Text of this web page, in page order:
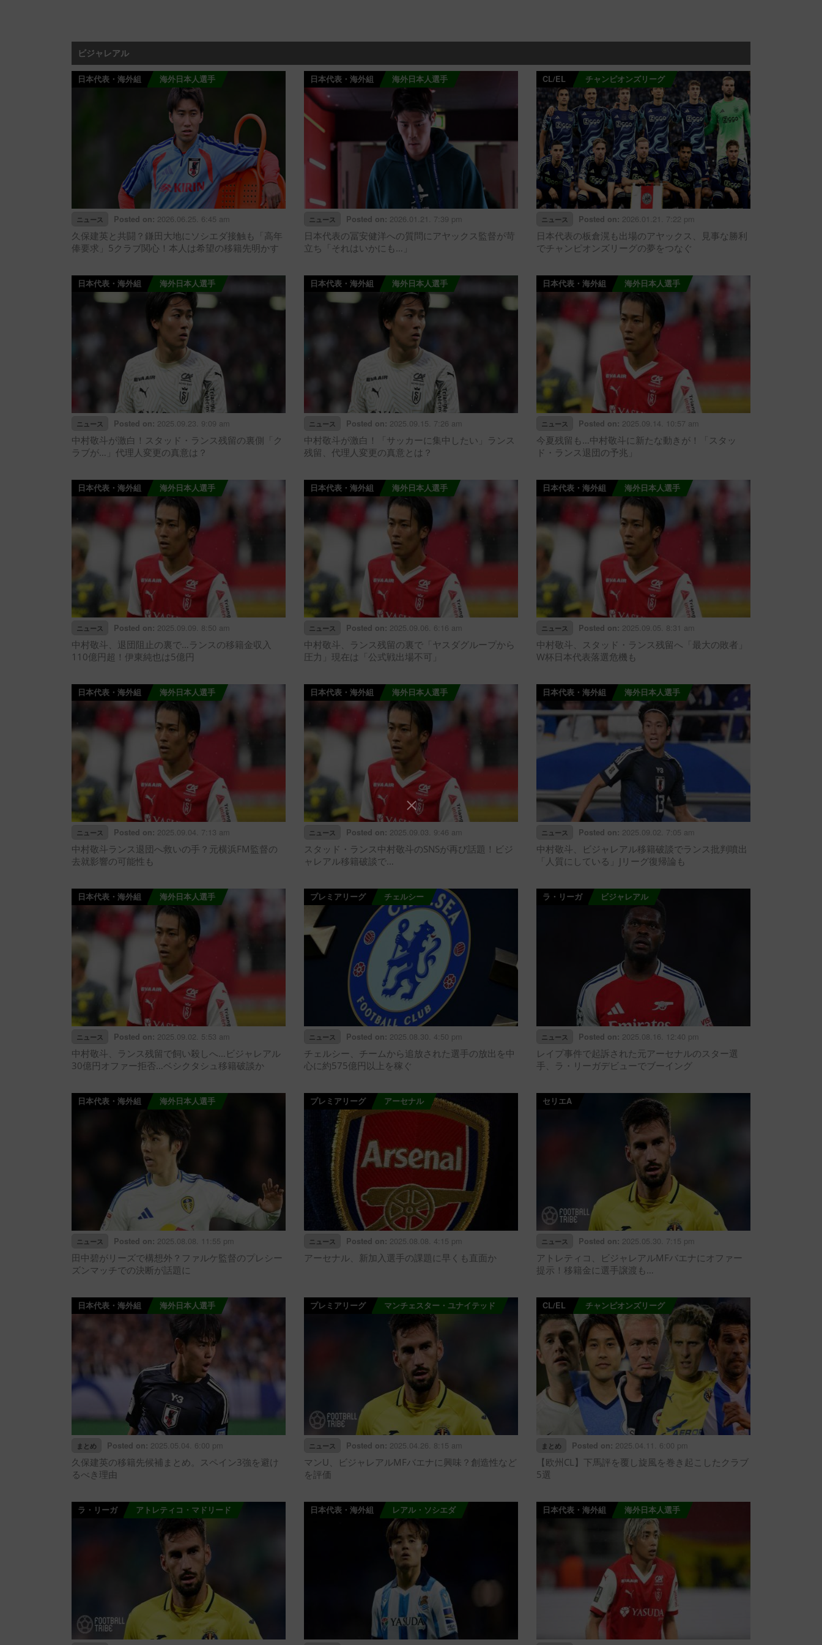
ビジャレアル
日本代表・海外組 海外日本人選手
ニュース Posted on: 2026.06.25. 6:45 am
久保建英と共闘？鎌田大地にソシエダ接触も「高年
俸要求」5クラブ関心！本人は希望の移籍先明かす
日本代表・海外組 海外日本人選手
ニュース Posted on: 2026.01.21. 7:39 pm
日本代表の冨安健洋への質問にアヤックス監督が苛
立ち「それはいかにも…」
CL/EL チャンピオンズリーグ
ニュース Posted on: 2026.01.21. 7:22 pm
日本代表の板倉滉も出場のアヤックス、見事な勝利
でチャンピオンズリーグの夢をつなぐ
日本代表・海外組 海外日本人選手
ニュース Posted on: 2025.09.23. 9:09 am
中村敬斗が激白！スタッド・ランス残留の裏側「ク
ラブが…」代理人変更の真意は？
日本代表・海外組 海外日本人選手
ニュース Posted on: 2025.09.15. 7:26 am
中村敬斗が激白！「サッカーに集中したい」ランス
残留、代理人変更の真意とは？
日本代表・海外組 海外日本人選手
ニュース Posted on: 2025.09.14. 10:57 am
今夏残留も…中村敬斗に新たな動きが！「スタッ
ド・ランス退団の予兆」
日本代表・海外組 海外日本人選手
ニュース Posted on: 2025.09.09. 8:50 am
中村敬斗、退団阻止の裏で…ランスの移籍金収入
110億円超！伊東純也は5億円
日本代表・海外組 海外日本人選手
ニュース Posted on: 2025.09.06. 6:16 am
中村敬斗、ランス残留の裏で「ヤスダグループから
圧力」現在は「公式戦出場不可」
日本代表・海外組 海外日本人選手
ニュース Posted on: 2025.09.05. 8:31 am
中村敬斗、スタッド・ランス残留へ「最大の敗者」
W杯日本代表落選危機も
日本代表・海外組 海外日本人選手
ニュース Posted on: 2025.09.04. 7:13 am
中村敬斗ランス退団へ救いの手？元横浜FM監督の
去就影響の可能性も
日本代表・海外組 海外日本人選手
ニュース Posted on: 2025.09.03. 9:46 am
スタッド・ランス中村敬斗のSNSが再び話題！ビジ
ャレアル移籍破談で…
日本代表・海外組 海外日本人選手
ニュース Posted on: 2025.09.02. 7:05 am
中村敬斗、ビジャレアル移籍破談でランス批判噴出
「人質にしている」Jリーグ復帰論も
日本代表・海外組 海外日本人選手
ニュース Posted on: 2025.09.02. 5:53 am
中村敬斗、ランス残留で飼い殺しへ…ビジャレアル
30億円オファー拒否…ベシクタシュ移籍破談か
プレミアリーグ チェルシー
ニュース Posted on: 2025.08.30. 4:50 pm
チェルシー、チームから追放された選手の放出を中
心に約575億円以上を稼ぐ
ラ・リーガ ビジャレアル
ニュース Posted on: 2025.08.16. 12:40 pm
レイプ事件で起訴された元アーセナルのスター選
手、ラ・リーガデビューでブーイング
日本代表・海外組 海外日本人選手
ニュース Posted on: 2025.08.08. 11:55 pm
田中碧がリーズで構想外？ファルケ監督のプレシー
ズンマッチでの決断が話題に
プレミアリーグ アーセナル
ニュース Posted on: 2025.08.08. 4:15 pm
アーセナル、新加入選手の課題に早くも直面か
セリエA
ニュース Posted on: 2025.05.30. 7:15 pm
アトレティコ、ビジャレアルMFバエナにオファー
提示！移籍金に選手譲渡も…
日本代表・海外組 海外日本人選手
まとめ Posted on: 2025.05.04. 6:00 pm
久保建英の移籍先候補まとめ。スペイン3強を避け
るべき理由
プレミアリーグ マンチェスター・ユナイテッド
ニュース Posted on: 2025.04.26. 8:15 am
マンU、ビジャレアルMFバエナに興味？創造性など
を評価
CL/EL チャンピオンズリーグ
まとめ Posted on: 2025.04.11. 6:00 pm
【欧州CL】下馬評を覆し旋風を巻き起こしたクラブ
5選
ラ・リーガ アトレティコ・マドリード 日本代表・海外組 レアル・ソシエダ 日本代表・海外組 海外日本人選手